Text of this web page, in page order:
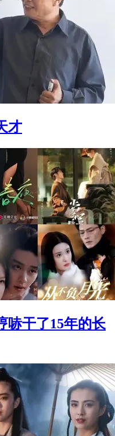
才
哧干了15年的长